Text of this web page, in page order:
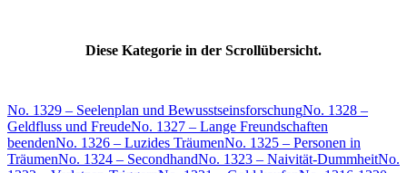
Diese Kategorie in der Scrollübersicht.
No. 1329 – Seelenplan und BewusstseinsforschungNo. 1328 –
Geldfluss und FreudeNo. 1327 – Lange Freundschaften
beendenNo. 1326 – Luzides TräumenNo. 1325 – Personen in
TräumenNo. 1324 – SecondhandNo. 1323 – Naivität-DummheitNo.